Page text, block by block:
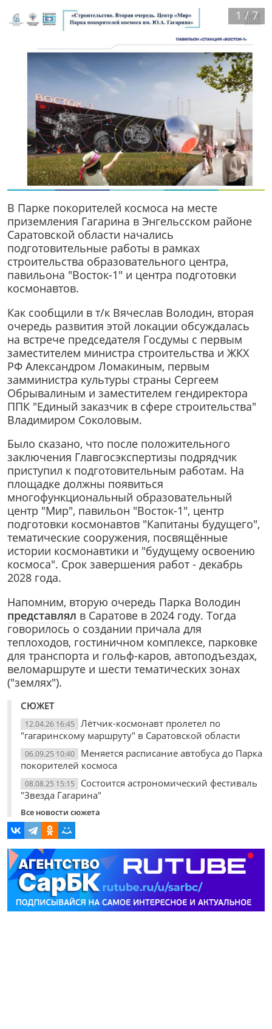
1 /7
В Парке покорителей космоса на месте
приземления Гагарина в Энгельсском районе
Саратовской области начались
подготовительные работы в рамках
строительства образовательного центра,
павильона "Восток-1" и центра подготовки
космонавтов.
Как сообщили в т/к Вячеслав Володин, вторая
очередь развития этой локации обсуждалась
на встрече председателя Госдумы с первым
заместителем министра строительства и ЖКХ
РФ Александром Ломакиным, первым
замминистра культуры страны Сергеем
Обрывалиным и заместителем гендиректора
ППК "Единый заказчик в сфере строительства"
Владимиром Соколовым.
Было сказано, что после положительного
заключения Главгосэкспертизы подрядчик
приступил к подготовительным работам. На
площадке должны появиться
многофункциональный образовательный
центр "Мир", павильон "Восток-1", центр
подготовки космонавтов "Капитаны будущего",
тематические сооружения, посвящённые
истории космонавтики и "будущему освоению
космоса". Срок завершения работ - декабрь
2028 года.
Напомним, вторую очередь Парка Володин
представлял в Саратове в 2024 году. Тогда
говорилось о создании причала для
теплоходов, гостиничном комплексе, парковке
для транспорта и гольф-каров, автоподъездах,
веломаршруте и шести тематических зонах
("землях").
СЮЖЕТ
12.04.26 16:45
Лётчик-космонавт пролетел по
"гагаринскому маршруту" в Саратовской области
06.09.25 10:40
Меняется расписание автобуса до Парка
покорителей космоса
08.08.25 15:15
Состоится астрономический фестиваль
"Звезда Гагарина"
Все новости сюжета